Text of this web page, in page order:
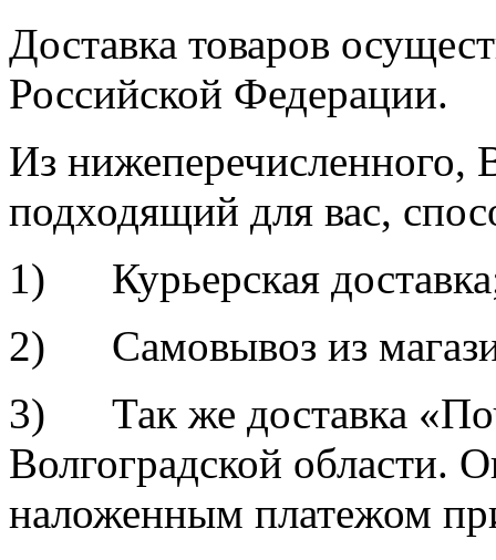
Доставка товаров
Российской Федерации.
Из
подходящий для вас,
1) Курьерская
2) Самовывоз из
3) Так же доставка
Волгоградской области.
наложенным платежом